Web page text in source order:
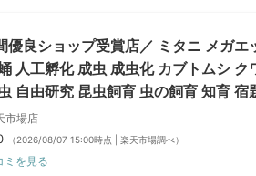
優良ショップ受賞店／ ミタニ メガ
人工孵化 成虫 成虫化 カブトムシ
自由研究 昆虫飼育 虫の飼育 知育 宿
市場店
（2026/08/07 15:00時点 | 楽天市場調べ）
ミを見る